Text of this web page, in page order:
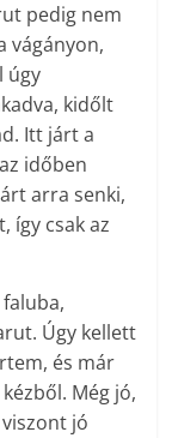
pedig nem
vágányon,
úgy
kidőlt
Itt járt a
időben
arra senki,
így csak az
Úgy kellett
és már
Még jó,
jó